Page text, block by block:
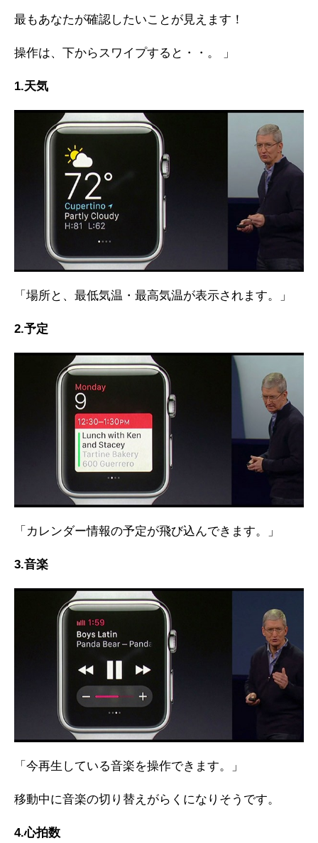
最もあなたが確認したいことが見えます！
操作は、下からスワイプすると・・。 」
1.天気
「場所と、最低気温・最高気温が表示されます。」
2.予定
「カレンダー情報の予定が飛び込んできます。」
3.音楽
「今再生している音楽を操作できます。」
移動中に音楽の切り替えがらくになりそうです。
4.心拍数